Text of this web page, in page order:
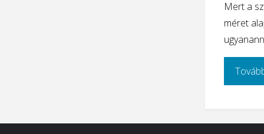
Mert a
méret